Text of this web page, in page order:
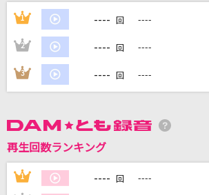
カラオケ最新情報をチェック！
1 ---- 回 ----
2 ---- 回 ----
3 ---- 回 ----
再生回数ランキング
1 ---- 回 ----